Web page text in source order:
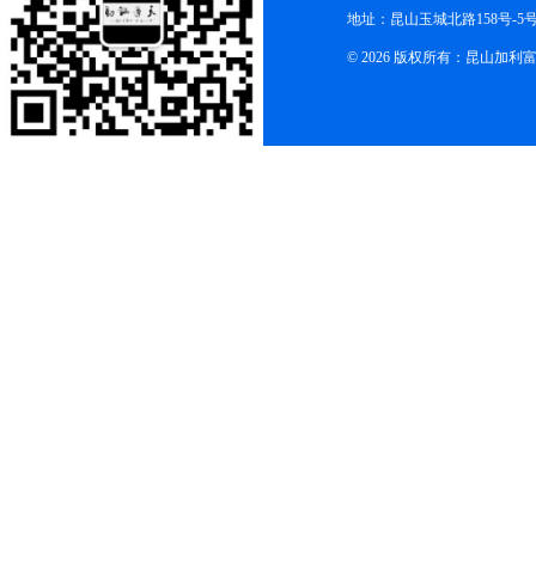
地址：昆山玉城北路158号-5
© 2026 版权所有：昆山加利